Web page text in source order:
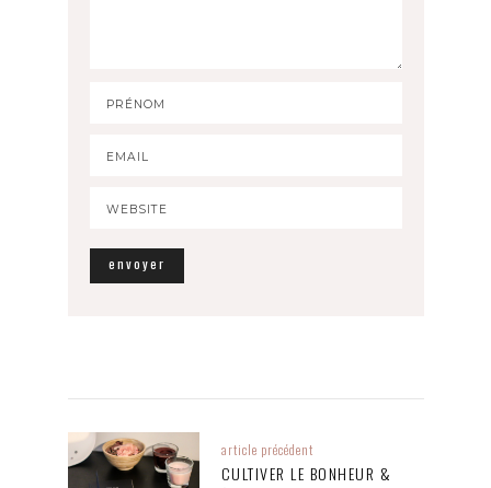
article précédent
CULTIVER LE BONHEUR &